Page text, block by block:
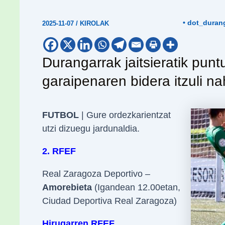
2025-11-07 / KIROLAK •
Durangarrak jaitsieratik
garaipenaren bidera itzuli
FUTBOL| Gure ordezkarientzat
utzi dizuegu jardunaldia.
2. RFEF
Real Zaragoza Deportivo –
Amorebieta(Igandean 12.00etan,
Ciudad Deportiva Real Zaragoza)